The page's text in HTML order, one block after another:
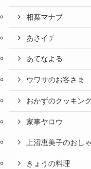
相葉マナブ
あさイチ
あてなよる
ウワサのお客さま
おかずのクッキン
家事ヤロウ
上沼恵美子のおし
きょうの料理